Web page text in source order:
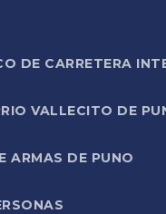
DE CARRETERA
VALLECITO DE
ARMAS DE PUNO